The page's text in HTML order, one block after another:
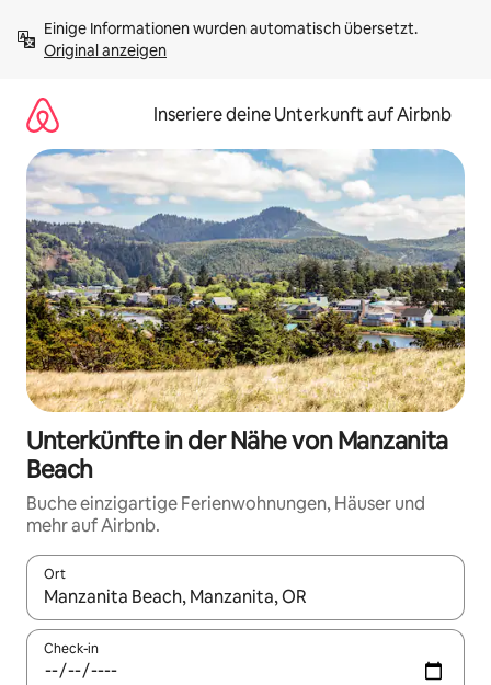
Inhalten
springenOriginal anzeigen
Inseriere deine Unterkunft auf Airbnb
Unterkünfte in der Nähe von Manzanita
Beach
Buche einzigartige Ferienwohnungen, Häuser und
mehr auf Airbnb.
Ort
Wenn Ergebnisse verfügbar sind, navigiere mit den
Check-in